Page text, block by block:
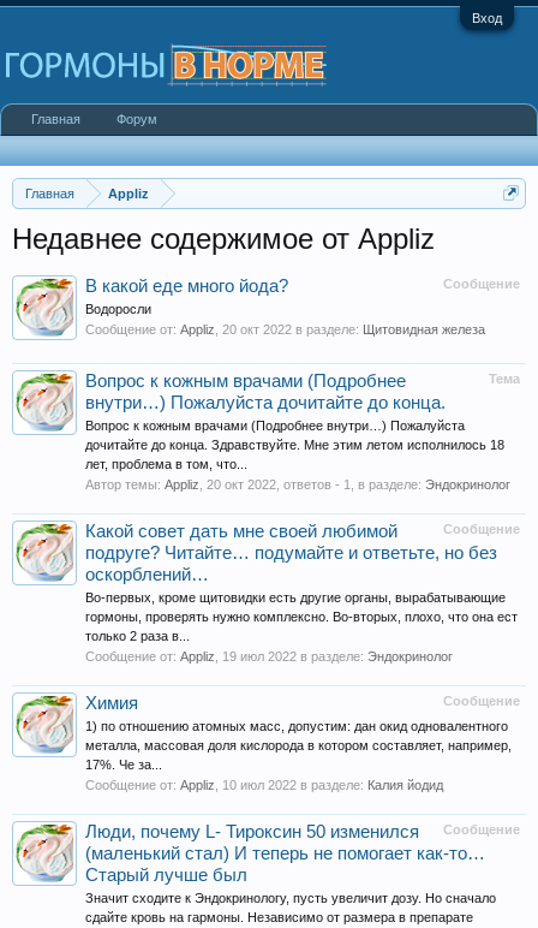
Вход
Главная Appliz
Недавнее содержимое от Appliz
Сообщение
В какой еде много йода?
Водоросли
Сообщение от: Appliz 20 окт 2022 в разделе: Щитовидная железа
Тема
Вопрос к кожным врачами (Подробнее
внутри…) Пожалуйста дочитайте до конца.
Вопрос к кожным врачами (Подробнее внутри…) Пожалуйста
дочитайте до конца. Здравствуйте. Мне этим летом исполнилось 18
лет, проблема в том, что...
Автор темы: Appliz 20 окт 2022 , ответов - 1, в разделе: Эндокринолог
Сообщение
Какой совет дать мне своей любимой
подруге? Читайте… подумайте и ответьте, но без
оскорблений…
Во-первых, кроме щитовидки есть другие органы, вырабатывающие
гормоны, проверять нужно комплексно. Во-вторых, плохо, что она ест
только 2 раза в...
Сообщение от: Appliz 19 июл 2022 в разделе: Эндокринолог
Сообщение
Химия
1) по отношению атомных масс, допустим: дан окид одновалентного
металла, массовая доля кислорода в котором составляет, например,
17%. Че за...
Сообщение от: Appliz 10 июл 2022 в разделе: Калия йодид
Сообщение
Люди, почему L- Тироксин 50 изменился
(маленький стал) И теперь не помогает как-то…
Старый лучше был
Значит сходите к Эндокринологу, пусть увеличит дозу. Но сначало
сдайте кровь на гармоны. Независимо от размера в препарате
Главная Форум